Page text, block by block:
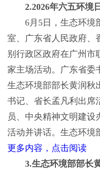
2.2026年六五环境
6月5日，生态环境
室、广东省人民政府、
别行政区政府在广州市
家主场活动。广东省委
生态环境部部长黄润秋
书记、省长孟凡利出席
员、中央精神文明建
活动并讲话。生态环境
更多内容，点击阅读
3.生态环境部部长